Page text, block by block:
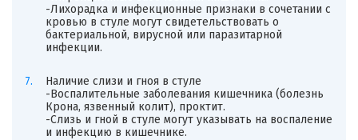
-Лихорадка и инфекционные признаки в сочетании с
кровью в стуле могут свидетельствовать о
бактериальной, вирусной или паразитарной
инфекции.
Наличие слизи и гноя в стуле
-Воспалительные заболевания кишечника (болезнь
Крона, язвенный колит), проктит.
-Слизь и гной в стуле могут указывать на воспаление
и инфекцию в кишечнике.